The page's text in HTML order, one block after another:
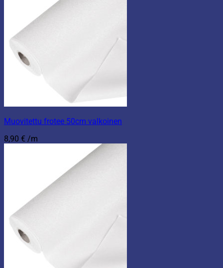
Muovitettu frotee 50cm valkoinen
8,90 € /m